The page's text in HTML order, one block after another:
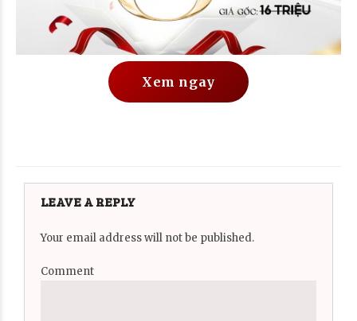
Xem ngay
LEAVE A REPLY
Your email address will not be published.
Comment